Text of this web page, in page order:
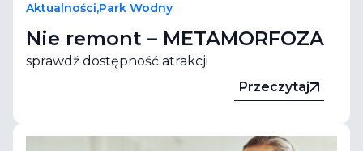
Aktualności,Park Wodny
Nie remont – METAMORFOZA
sprawdź dostępność atrakcji
Przeczytaj